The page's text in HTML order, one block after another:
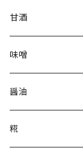
甘酒
味噌
醤油
糀